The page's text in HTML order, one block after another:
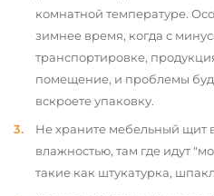
комнатной температуре.
зимнее время, когда с
транспортировке,
помещение, и проблемы
вскроете упаковку.
Не храните мебельный
влажностью, там где идут
такие как штукатурка,